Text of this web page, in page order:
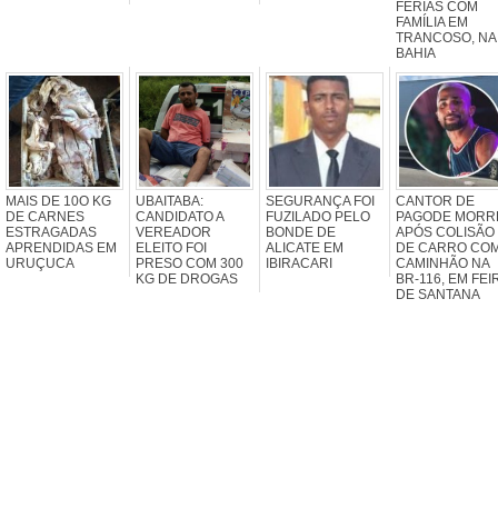
FÉRIAS COM
FAMÍLIA EM
TRANCOSO, NA
BAHIA
MAIS DE 10O KG
DE CARNES
ESTRAGADAS
APRENDIDAS EM
URUÇUCA
UBAITABA:
CANDIDATO A
VEREADOR
ELEITO FOI
PRESO COM 300
KG DE DROGAS
SEGURANÇA FOI
FUZILADO PELO
BONDE DE
ALICATE EM
IBIRACARI
CANTOR DE
PAGODE
APÓS COLISÃO
DE CARRO
CAMINHÃO NA
BR-116, EM
DE SANTANA